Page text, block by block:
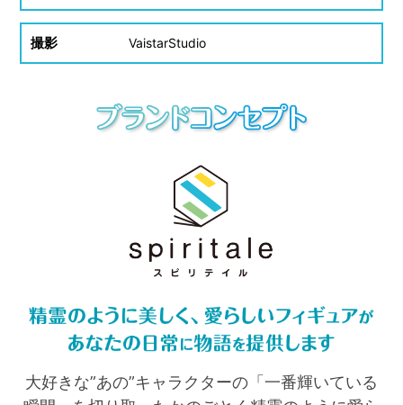
撮影 VaistarStudio
大好きな”あの”キャラクターの「一番輝いている